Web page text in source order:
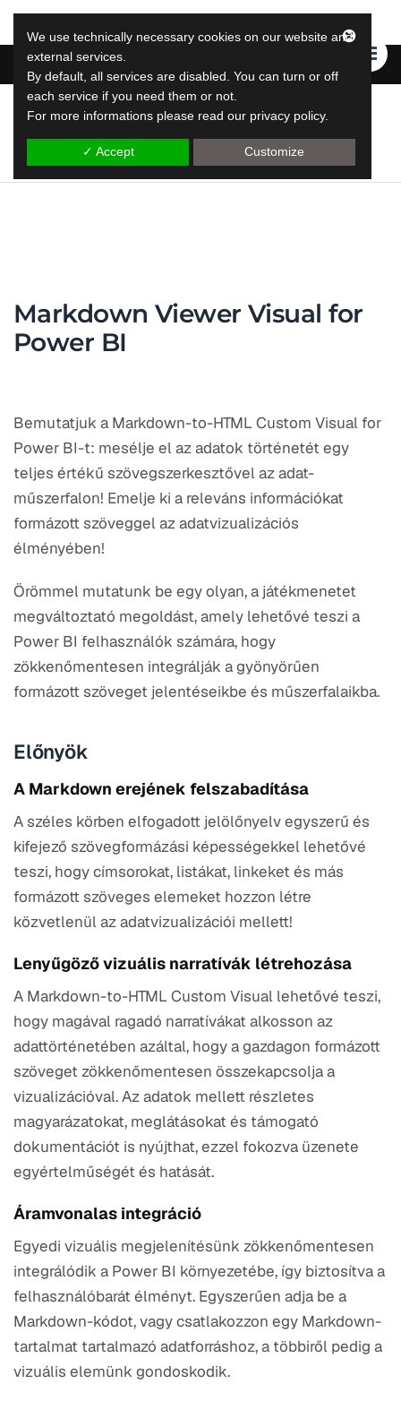
LeapLytics
leap reporting megoldások
Markdown Viewer Visual for
Power BI
Bemutatjuk a Markdown-to-HTML Custom Visual for
Power BI-t: mesélje el az adatok történetét egy
teljes értékű szövegszerkesztővel az adat-
műszerfalon! Emelje ki a releváns információkat
formázott szöveggel az adatvizualizációs
élményében!
Örömmel mutatunk be egy olyan, a játékmenetet
megváltoztató megoldást, amely lehetővé teszi a
Power BI felhasználók számára, hogy
zökkenőmentesen integrálják a gyönyörűen
formázott szöveget jelentéseikbe és műszerfalaikba.
Előnyök
A Markdown erejének felszabadítása
A széles körben elfogadott jelölőnyelv egyszerű és
kifejező szövegformázási képességekkel lehetővé
teszi, hogy címsorokat, listákat, linkeket és más
formázott szöveges elemeket hozzon létre
közvetlenül az adatvizualizációi mellett!
Lenyűgöző vizuális narratívák létrehozása
A Markdown-to-HTML Custom Visual lehetővé teszi,
hogy magával ragadó narratívákat alkosson az
adattörténetében azáltal, hogy a gazdagon formázott
szöveget zökkenőmentesen összekapcsolja a
vizualizációval. Az adatok mellett részletes
magyarázatokat, meglátásokat és támogató
dokumentációt is nyújthat, ezzel fokozva üzenete
egyértelműségét és hatását.
Áramvonalas integráció
Egyedi vizuális megjelenítésünk zökkenőmentesen
integrálódik a Power BI környezetébe, így biztosítva a
felhasználóbarát élményt. Egyszerűen adja be a
Markdown-kódot, vagy csatlakozzon egy Markdown-
tartalmat tartalmazó adatforráshoz, a többiről pedig a
vizuális elemünk gondoskodik.
We use technically necessary cookies on our website and
external services.
By default, all services are disabled. You can turn or off
each service if you need them or not.
For more informations please read our privacy policy.
✓ Accept Customize